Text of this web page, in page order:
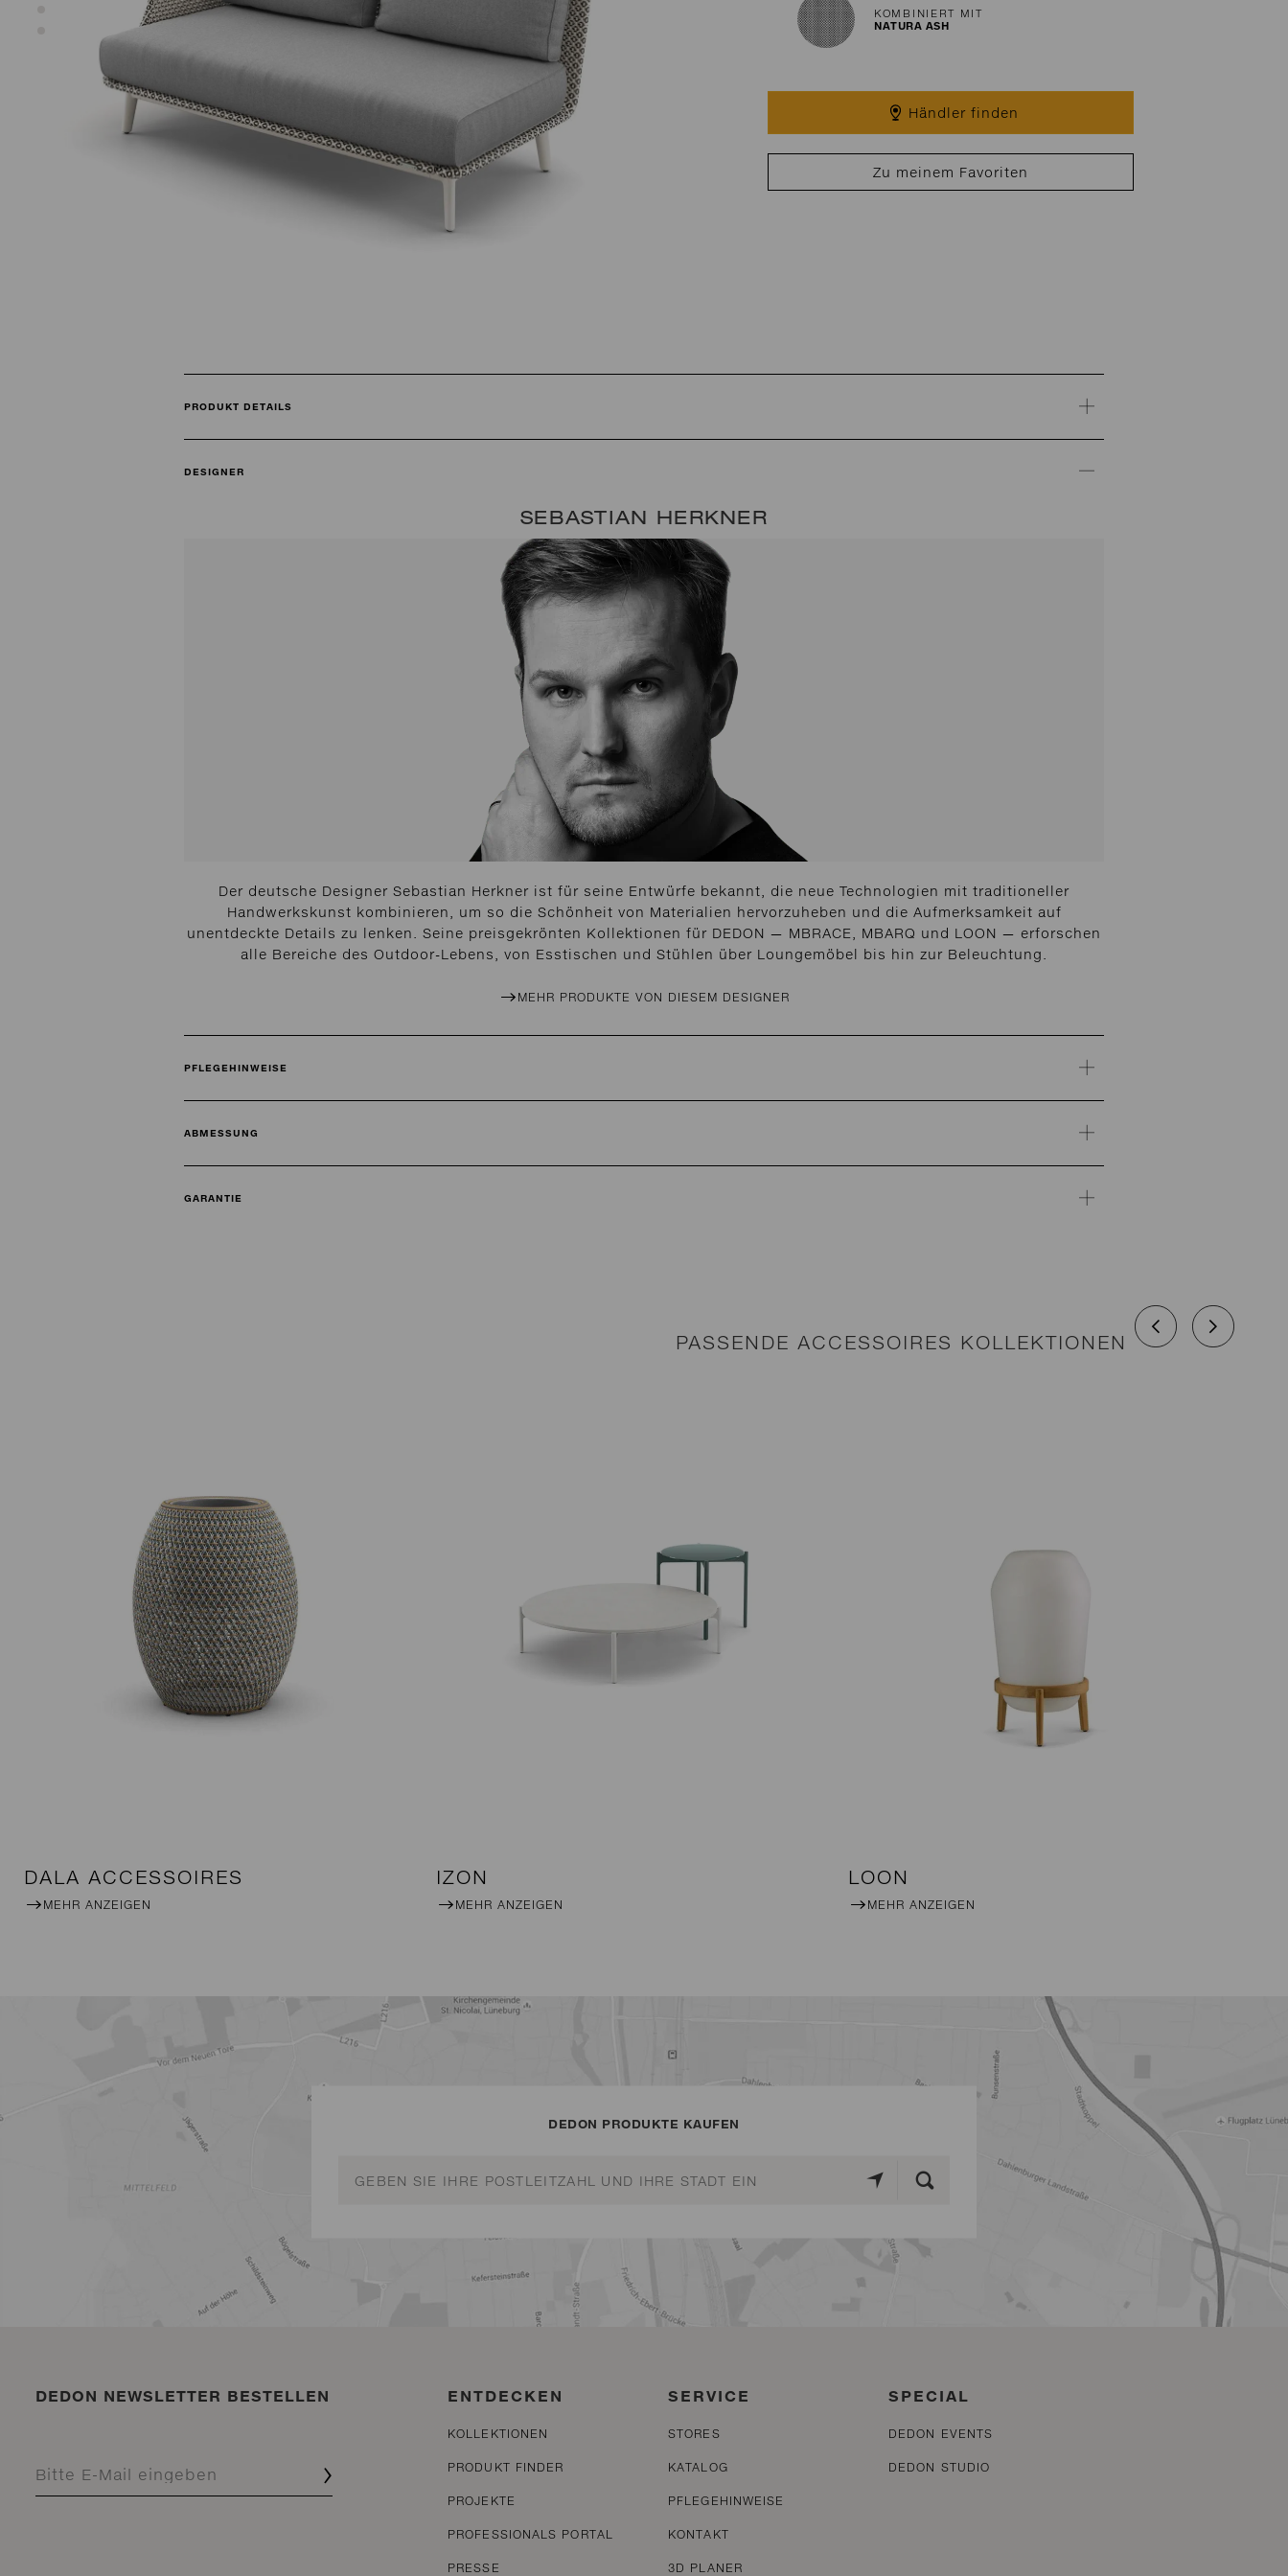
KOMBINIERT MIT
NATURA ASH
Händler finden
Zu meinem Favoriten
PRODUKT DETAILS
DESIGNER
SEBASTIAN HERKNER
Der deutsche Designer Sebastian Herkner ist für seine Entwürfe bekannt, die neue Technologien mit traditioneller
Handwerkskunst kombinieren, um so die Schönheit von Materialien hervorzuheben und die Aufmerksamkeit auf
unentdeckte Details zu lenken. Seine preisgekrönten Kollektionen für DEDON — MBRACE, MBARQ und LOON — erforschen
alle Bereiche des Outdoor-Lebens, von Esstischen und Stühlen über Loungemöbel bis hin zur Beleuchtung.
MEHR PRODUKTE VON DIESEM DESIGNER
PFLEGEHINWEISE
ABMESSUNG
GARANTIE
PASSENDE ACCESSOIRES KOLLEKTIONEN
DALA ACCESSOIRES
MEHR ANZEIGEN
IZON
MEHR ANZEIGEN
LOON
MEHR ANZEIGEN
DEDON PRODUKTE KAUFEN
DEDON NEWSLETTER BESTELLEN ENTDECKEN
KOLLEKTIONEN
PRODUKT FINDER
PROJEKTE
PROFESSIONALS PORTAL
PRESSE
SERVICE
STORES
KATALOG
PFLEGEHINWEISE
KONTAKT
3D PLANER
SPECIAL
DEDON EVENTS
DEDON STUDIO